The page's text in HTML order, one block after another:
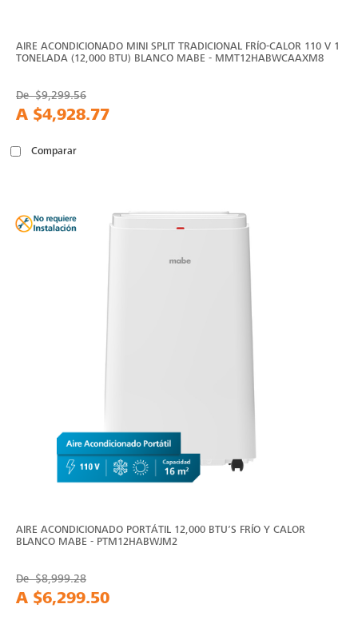
AIRE ACONDICIONADO MINI SPLIT TRADICIONAL FRÍO-CALOR 110 V 1
TONELADA (12,000 BTU) BLANCO MABE - MMT12HABWCAAXM8
De$9,299.56
A $4,928.77
Comparar
AIRE ACONDICIONADO PORTÁTIL 12,000 BTU’S FRÍO Y CALOR
BLANCO MABE - PTM12HABWJM2
De$8,999.28
A $6,299.50